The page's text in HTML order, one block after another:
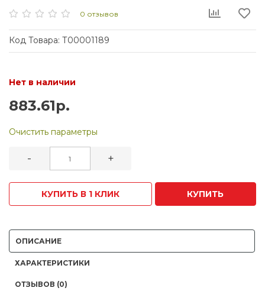
0 отзывов
Код Товара: Т00001189
Нет в наличии
883.61р.
Очистить параметры
- +
КУПИТЬ В 1 КЛИК КУПИТЬ
ОПИСАНИЕ
ХАРАКТЕРИСТИКИ
ОТЗЫВОВ (0)